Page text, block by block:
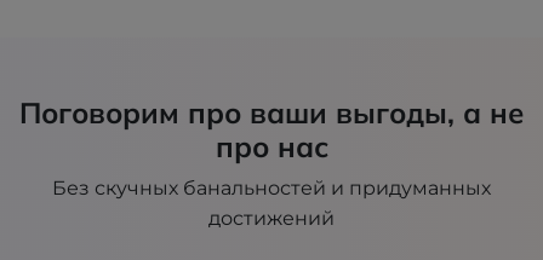
Поговорим про ваши выгоды, а не
про нас
Без скучных банальностей и придуманных
достижений